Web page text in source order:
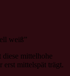
weiß”
mittelhohe
erst mittelspät trägt.